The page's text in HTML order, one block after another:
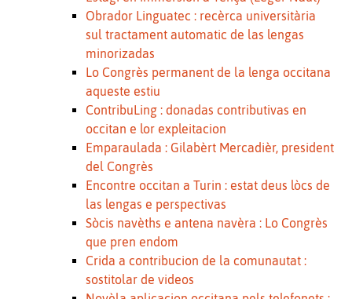
Obrador Linguatec : recèrca universitària
sul tractament automatic de las lengas
minorizadas
Lo Congrès permanent de la lenga occitana
aqueste estiu
ContribuLing : donadas contributivas en
occitan e lor expleitacion
Emparaulada : Gilabèrt Mercadièr, president
del Congrès
Encontre occitan a Turin : estat deus lòcs de
las lengas e perspectivas
Sòcis navèths e antena navèra : Lo Congrès
que pren endom
Crida a contribucion de la comunautat :
sostitolar de videos